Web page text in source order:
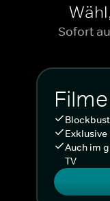
Sofort
Auch im
TV